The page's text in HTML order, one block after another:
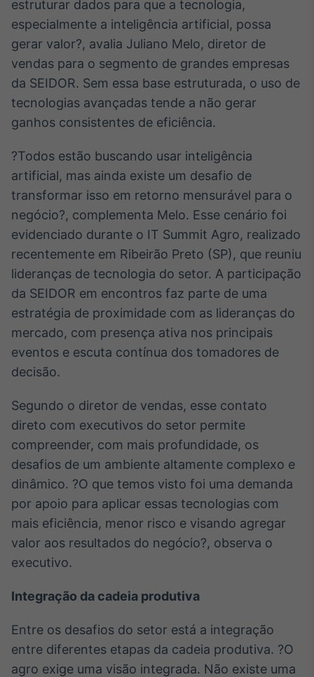
estruturar dados para que a tecnologia,
especialmente a inteligência artificial, possa
gerar valor?, avalia Juliano Melo, diretor de
vendas para o segmento de grandes empresas
da SEIDOR. Sem essa base estruturada, o uso de
tecnologias avançadas tende a não gerar
ganhos consistentes de eficiência.
?Todos estão buscando usar inteligência
artificial, mas ainda existe um desafio de
transformar isso em retorno mensurável para o
negócio?, complementa Melo. Esse cenário foi
evidenciado durante o IT Summit Agro, realizado
recentemente em Ribeirão Preto (SP), que reuniu
lideranças de tecnologia do setor. A participação
da SEIDOR em encontros faz parte de uma
estratégia de proximidade com as lideranças do
mercado, com presença ativa nos principais
eventos e escuta contínua dos tomadores de
decisão.
Segundo o diretor de vendas, esse contato
direto com executivos do setor permite
compreender, com mais profundidade, os
desafios de um ambiente altamente complexo e
dinâmico. ?O que temos visto foi uma demanda
por apoio para aplicar essas tecnologias com
mais eficiência, menor risco e visando agregar
valor aos resultados do negócio?, observa o
executivo.
Integração da cadeia produtiva
Entre os desafios do setor está a integração
entre diferentes etapas da cadeia produtiva. ?O
agro exige uma visão integrada. Não existe uma